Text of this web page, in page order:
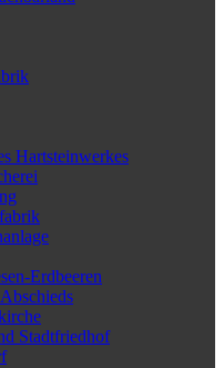
Hartsteinwerkes
Erdbeeren
Stadtfriedhof